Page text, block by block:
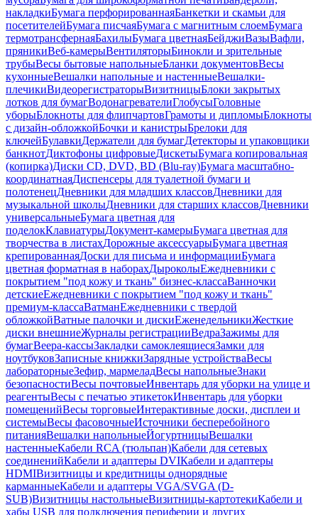
накладкиБумага перфорированнаяБанкетки и скамьи для
посетителейБумага писчаяБумага с магнитным слоемБумага
термотрансфернаяБахилыБумага цветнаяБейджиВазыВафли,
пряникиВеб-камерыВентиляторыБинокли и зрительные
трубыВесы бытовые напольныеБланки документовВесы
кухонныеВешалки напольные и настенныеВешалки-
плечикиВидеорегистраторыВизитницыБлоки закрытых
лотков для бумагВодонагревателиГлобусыГоловные
уборыБлокноты для флипчартовГрамоты и дипломыБлокноты
с дизайн-обложкойБочки и канистрыБрелоки для
ключейБулавкиДержатели для бумагДетекторы и упаковщики
банкнотДиктофоны цифровыеДискетыБумага копировальная
(копирка)Диски CD, DVD, BD (Blu-ray)Бумага масштабно-
координатнаяДиспенсеры для туалетной бумаги и
полотенецДневники для младших классовДневники для
музыкальной школыДневники для старших классовДневники
универсальныеБумага цветная для
поделокКлавиатурыДокумент-камерыБумага цветная для
творчества в листахДорожные аксессуарыБумага цветная
крепированнаяДоски для письма и информацииБумага
цветная форматная в наборахДыроколыЕжедневники с
покрытием "под кожу и ткань" бизнес-классаВанночки
детскиеЕжедневники с покрытием "под кожу и ткань"
премиум-классаВатманЕжедневники с твердой
обложкойВатные палочки и дискиЕженедельникиЖесткие
диски внешниеЖурналы регистрацииВедраЗажимы для
бумагВеера-кассыЗакладки самоклеящиесяЗамки для
ноутбуковЗаписные книжкиЗарядные устройстваВесы
лабораторныеЗефир, мармеладВесы напольныеЗнаки
безопасностиВесы почтовыеИнвентарь для уборки на улице и
реагентыВесы с печатью этикетокИнвентарь для уборки
помещенийВесы торговыеИнтерактивные доски, дисплеи и
системыВесы фасовочныеИсточники бесперебойного
питанияВешалки напольныеЙогуртницыВешалки
настенныеКабели RCA (тюльпан)Кабели для сетевых
соединенийКабели и адаптеры DVIКабели и адаптеры
HDMIВизитницы и кредитницы однорядные
карманныеКабели и адаптеры VGA/SVGA (D-
SUB)Визитницы настольныеВизитницы-картотекиКабели и
хабы USB для подключения периферии и других